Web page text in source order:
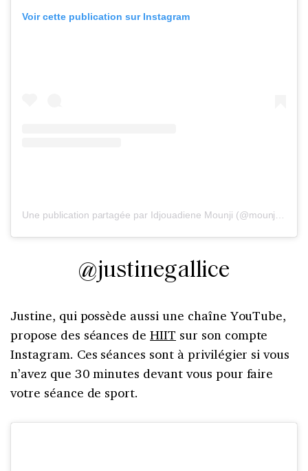
Voir cette publication sur Instagram
Une publication partagée par Idjouadiene Mounji (@mounji_coaching)
@justinegallice
Justine, qui possède aussi une chaîne YouTube,
propose des séances deHIIT sur son compte
Instagram. Ces séances sont à privilégier si vous
n’avez que 30 minutes devant vous pour faire
votre séance de sport.